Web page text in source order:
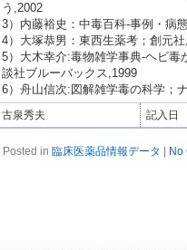
う,2002
3）内藤裕史：中毒百科-事例・病
4）大塚恭男：東西生薬考；創元
5）大木幸介:毒物雑学事典-ヘビ毒
談社ブルーバックス,1999
6）舟山信次:図解雑学毒の科学；
古泉秀夫 記入日
Posted in 臨床医薬品情報データ No